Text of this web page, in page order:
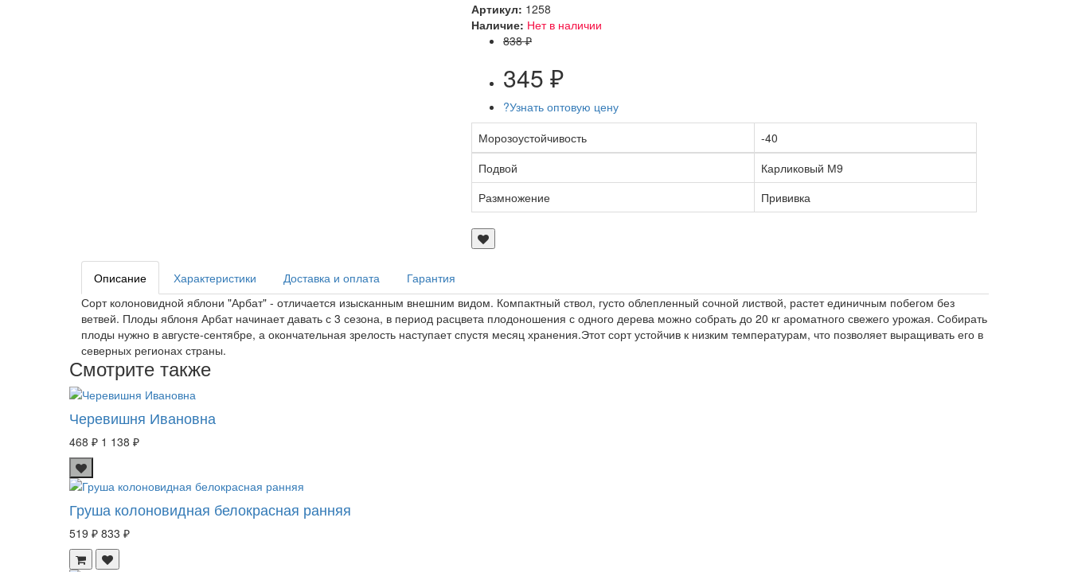
Артикул: 1258
Наличие: Нет в наличии
838 ₽
345 ₽
?Узнать оптовую цену
Морозоустойчивость
-40
Подвой
Карликовый М9
Размножение
Прививка
Описание Характеристики Доставка и оплата
Гарантия
Сорт колоновидной яблони "Арбат" - отличается изысканным внешним видом. Компактный ствол, густо облепленный сочной листвой, растет единичным побегом без
ветвей. Плоды яблоня Арбат начинает давать с 3 сезона, в период расцвета плодоношения с одного дерева можно собрать до 20 кг ароматного свежего урожая. Собирать
плоды нужно в августе-сентябре, а окончательная зрелость наступает спустя месяц хранения.Этот сорт устойчив к низким температурам, что позволяет выращивать его в
северных регионах страны.
Смотрите также
Черевишня Ивановна
468 ₽ 1 138 ₽
Груша колоновидная белокрасная ранняя
519 ₽ 833 ₽